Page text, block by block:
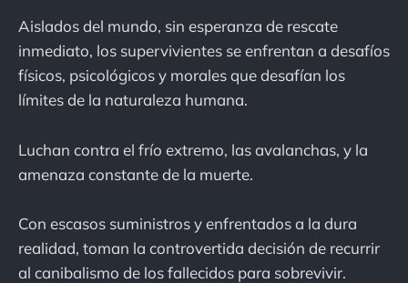
Aislados del mundo, sin esperanza de rescate
inmediato, los supervivientes se enfrentan a desafíos
físicos, psicológicos y morales que desafían los
límites de la naturaleza humana.
Luchan contra el frío extremo, las avalanchas, y la
amenaza constante de la muerte.
Con escasos suministros y enfrentados a la dura
realidad, toman la controvertida decisión de recurrir
al canibalismo de los fallecidos para sobrevivir.